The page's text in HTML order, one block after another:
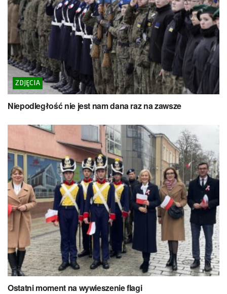
ZDJĘCIA
Niepodległość nie jest nam dana raz na zawsze
Ostatni moment na wywieszenie flagi